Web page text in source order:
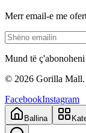
Merr email-e me
Mund të
© 2026 Gorilla Mall.
FacebookInstagram
Ballina